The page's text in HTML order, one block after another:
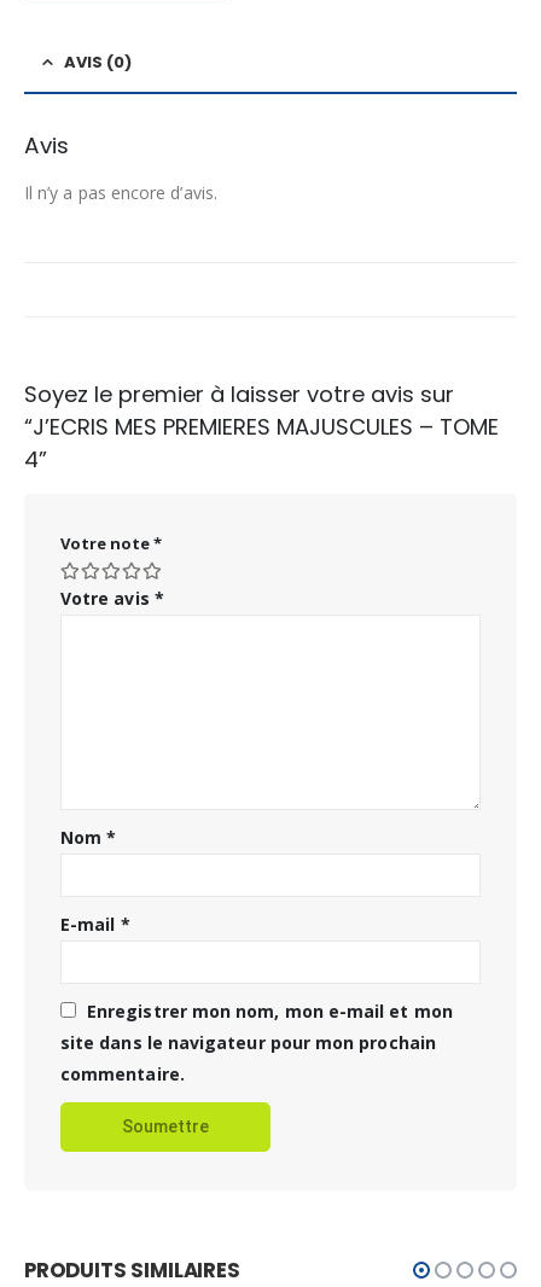
AVIS (0)
Avis
Il n’y a pas encore d’avis.
Soyez le premier à laisser votre avis sur
“J’ECRIS MES PREMIERES MAJUSCULES – TOME
4”
Votre note*
Votre avis *
Nom*
E-mail *
Enregistrer mon nom, mon e-mail et mon
site dans le navigateur pour mon prochain
commentaire.
PRODUITS SIMILAIRES